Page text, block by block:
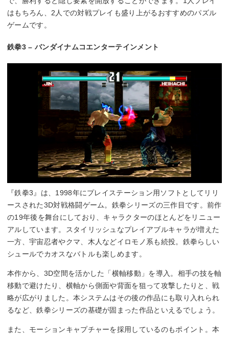
はもちろん、2人での対戦プレイも盛り上がるおすすめのパズル
ゲームです。
鉄拳3 – バンダイナムコエンターテインメント
『鉄拳3』は、1998年にプレイステーション用ソフトとしてリリ
ースされた3D対戦格闘ゲーム。鉄拳シリーズの三作目です。前作
の19年後を舞台にしており、キャラクターのほとんどをリニュー
アルしています。スタイリッシュなプレイアブルキャラが増えた
一方、宇宙忍者やクマ、木人などイロモノ系も続投。鉄拳らしい
シュールでカオスなバトルも楽しめます。
本作から、3D空間を活かした「横軸移動」を導入。相手の技を軸
移動で避けたり、横軸から側面や背面を狙って攻撃したりと、戦
略が広がりました。本システムはその後の作品にも取り入れられ
るなど、鉄拳シリーズの基礎が固まった作品といえるでしょう。
また、モーションキャプチャーを採用しているのもポイント。本